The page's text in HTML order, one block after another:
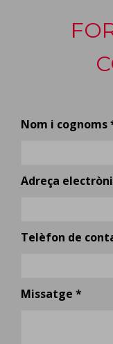
Nom i cognoms
Adreça
Telèfon de
Missatge *